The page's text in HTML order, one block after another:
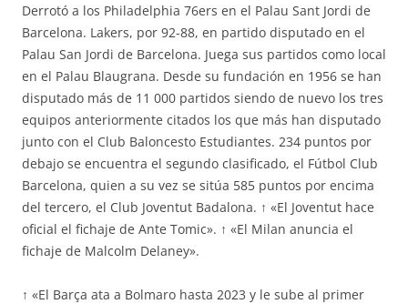
Derrotó a los Philadelphia 76ers en el Palau Sant Jordi de
Barcelona. Lakers, por 92-88, en partido disputado en el
Palau San Jordi de Barcelona. Juega sus partidos como local
en el Palau Blaugrana. Desde su fundación en 1956 se han
disputado más de 11 000 partidos siendo de nuevo los tres
equipos anteriormente citados los que más han disputado
junto con el Club Baloncesto Estudiantes. 234 puntos por
debajo se encuentra el segundo clasificado, el Fútbol Club
Barcelona, quien a su vez se sitúa 585 puntos por encima
del tercero, el Club Joventut Badalona. ↑ «El Joventut hace
oficial el fichaje de Ante Tomic». ↑ «El Milan anuncia el
fichaje de Malcolm Delaney».
↑ «El Barça ata a Bolmaro hasta 2023 y le sube al primer